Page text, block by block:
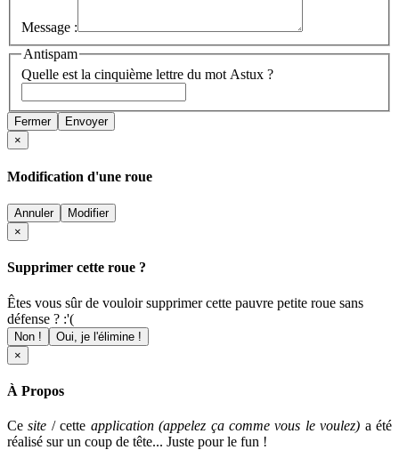
Message :
Antispam
Quelle est la cinquième lettre du mot Astux ?
Fermer
Envoyer
×
Modification d'une roue
Annuler
Modifier
×
Supprimer cette roue ?
Êtes vous sûr de vouloir supprimer cette pauvre petite roue sans
défense ? :'(
Non !
Oui, je l'élimine !
×
À Propos
Cesite / cette application (appelez ça comme vous le voulez) a été
réalisé sur un coup de tête... Juste pour le fun !